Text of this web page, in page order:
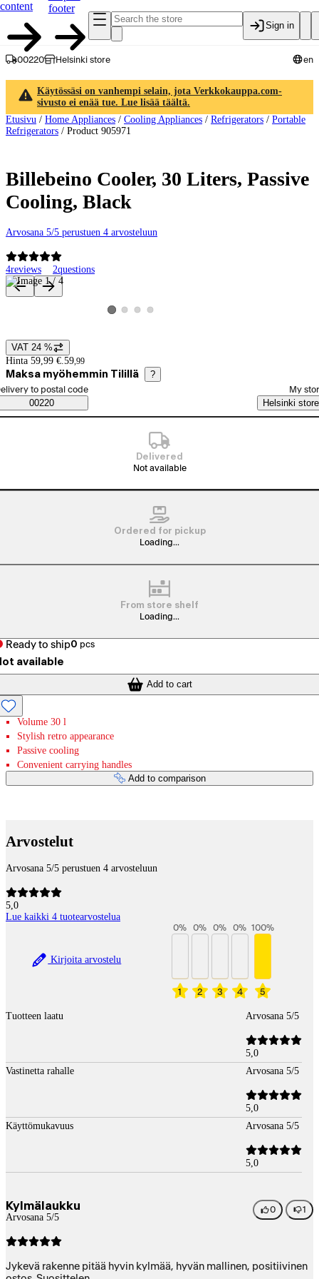
content
footer
Sign in
00220 Helsinki store en
Käytössäsi on vanhempi selain, jota Verkkokauppa.com-
sivusto ei enää tue. Lue lisää täältä.
Etusivu / Home Appliances / Cooling Appliances / Refrigerators / Portable
Refrigerators / Product 905971
Billebeino Cooler, 30 Liters, Passive
Cooling, Black
Arvosana 5/5 perustuen 4 arvosteluun
4reviews 2questions
Product images and videos
View product image 1
View product image 2
View product image 3
View product image 4
Price details
VAT 24 %
Hinta 59,99 €. 59,99
Maksa myöhemmin Tilillä ?
Saatavuustiedot
order method
to postal code
00220
My
Helsinki store
Delivered
Not available
Ordered for pickup
Loading...
From store shelf
Loading...
Ready to ship0 pcs
available
Add to cart
Volume 30 l
Stylish retro appearance
Passive cooling
Convenient carrying handles
Add to comparison
Arvostelut
Arvosana 5/5 perustuen 4 arvosteluun
5,0
Lue kaikki 4 tuotearvostelua
Kirjoita arvostelu
1
0%
2
0%
3
0%
4
0%
5
100%
Tuotteen laatu Arvosana 5/5
5,0
Vastinetta rahalle
Arvosana 5/5
5,0
Käyttömukavuus
Arvosana 5/5
5,0
Kylmälaukku
Arvosana 5/5
0 1
Jykevä rakenne pitää hyvin kylmää, hyvän mallinen, positiivinen